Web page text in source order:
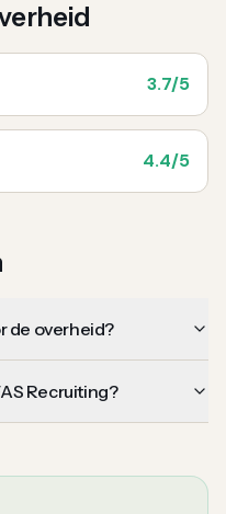
3.7/5
4.4/5
de overheid?
Recruiting?